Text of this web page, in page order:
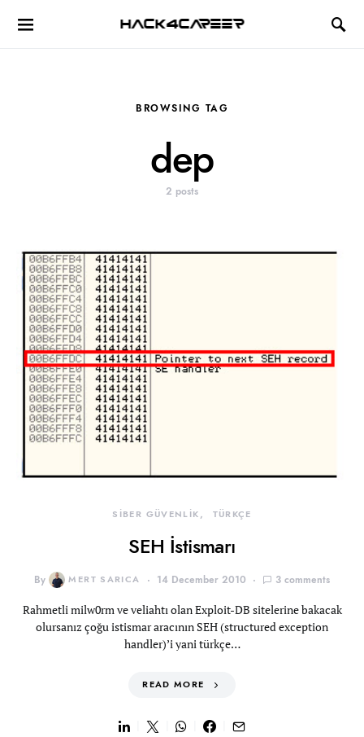
Hack4Career
BROWSING TAG
dep
2 posts
SİBER GÜVENLİK TÜRKÇE
SEH İstismarı
By MERT SARICA 14 December 2010 3 comments
Rahmetli milw0rm ve veliahtı olan Exploit-DB sitelerine bakacak
olursanız çoğu istismar aracının SEH (structured exception
handler)’i yani türkçe…
READ MORE